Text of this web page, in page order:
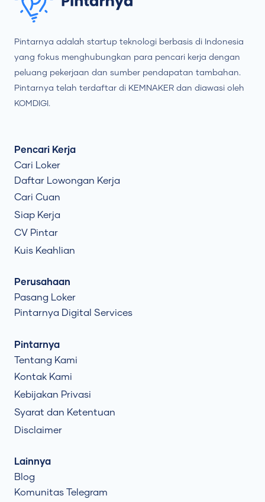
Pintarnya adalah startup teknologi berbasis di Indonesia
yang fokus menghubungkan para pencari kerja dengan
peluang pekerjaan dan sumber pendapatan tambahan.
Pintarnya telah terdaftar di KEMNAKER dan diawasi oleh
KOMDIGI.
Pencari Kerja
Cari Loker
Daftar Lowongan Kerja
Cari Cuan
Siap Kerja
CV Pintar
Kuis Keahlian
Perusahaan
Pasang Loker
Pintarnya Digital Services
Pintarnya
Tentang Kami
Kontak Kami
Kebijakan Privasi
Syarat dan Ketentuan
Disclaimer
Lainnya
Blog
Komunitas Telegram